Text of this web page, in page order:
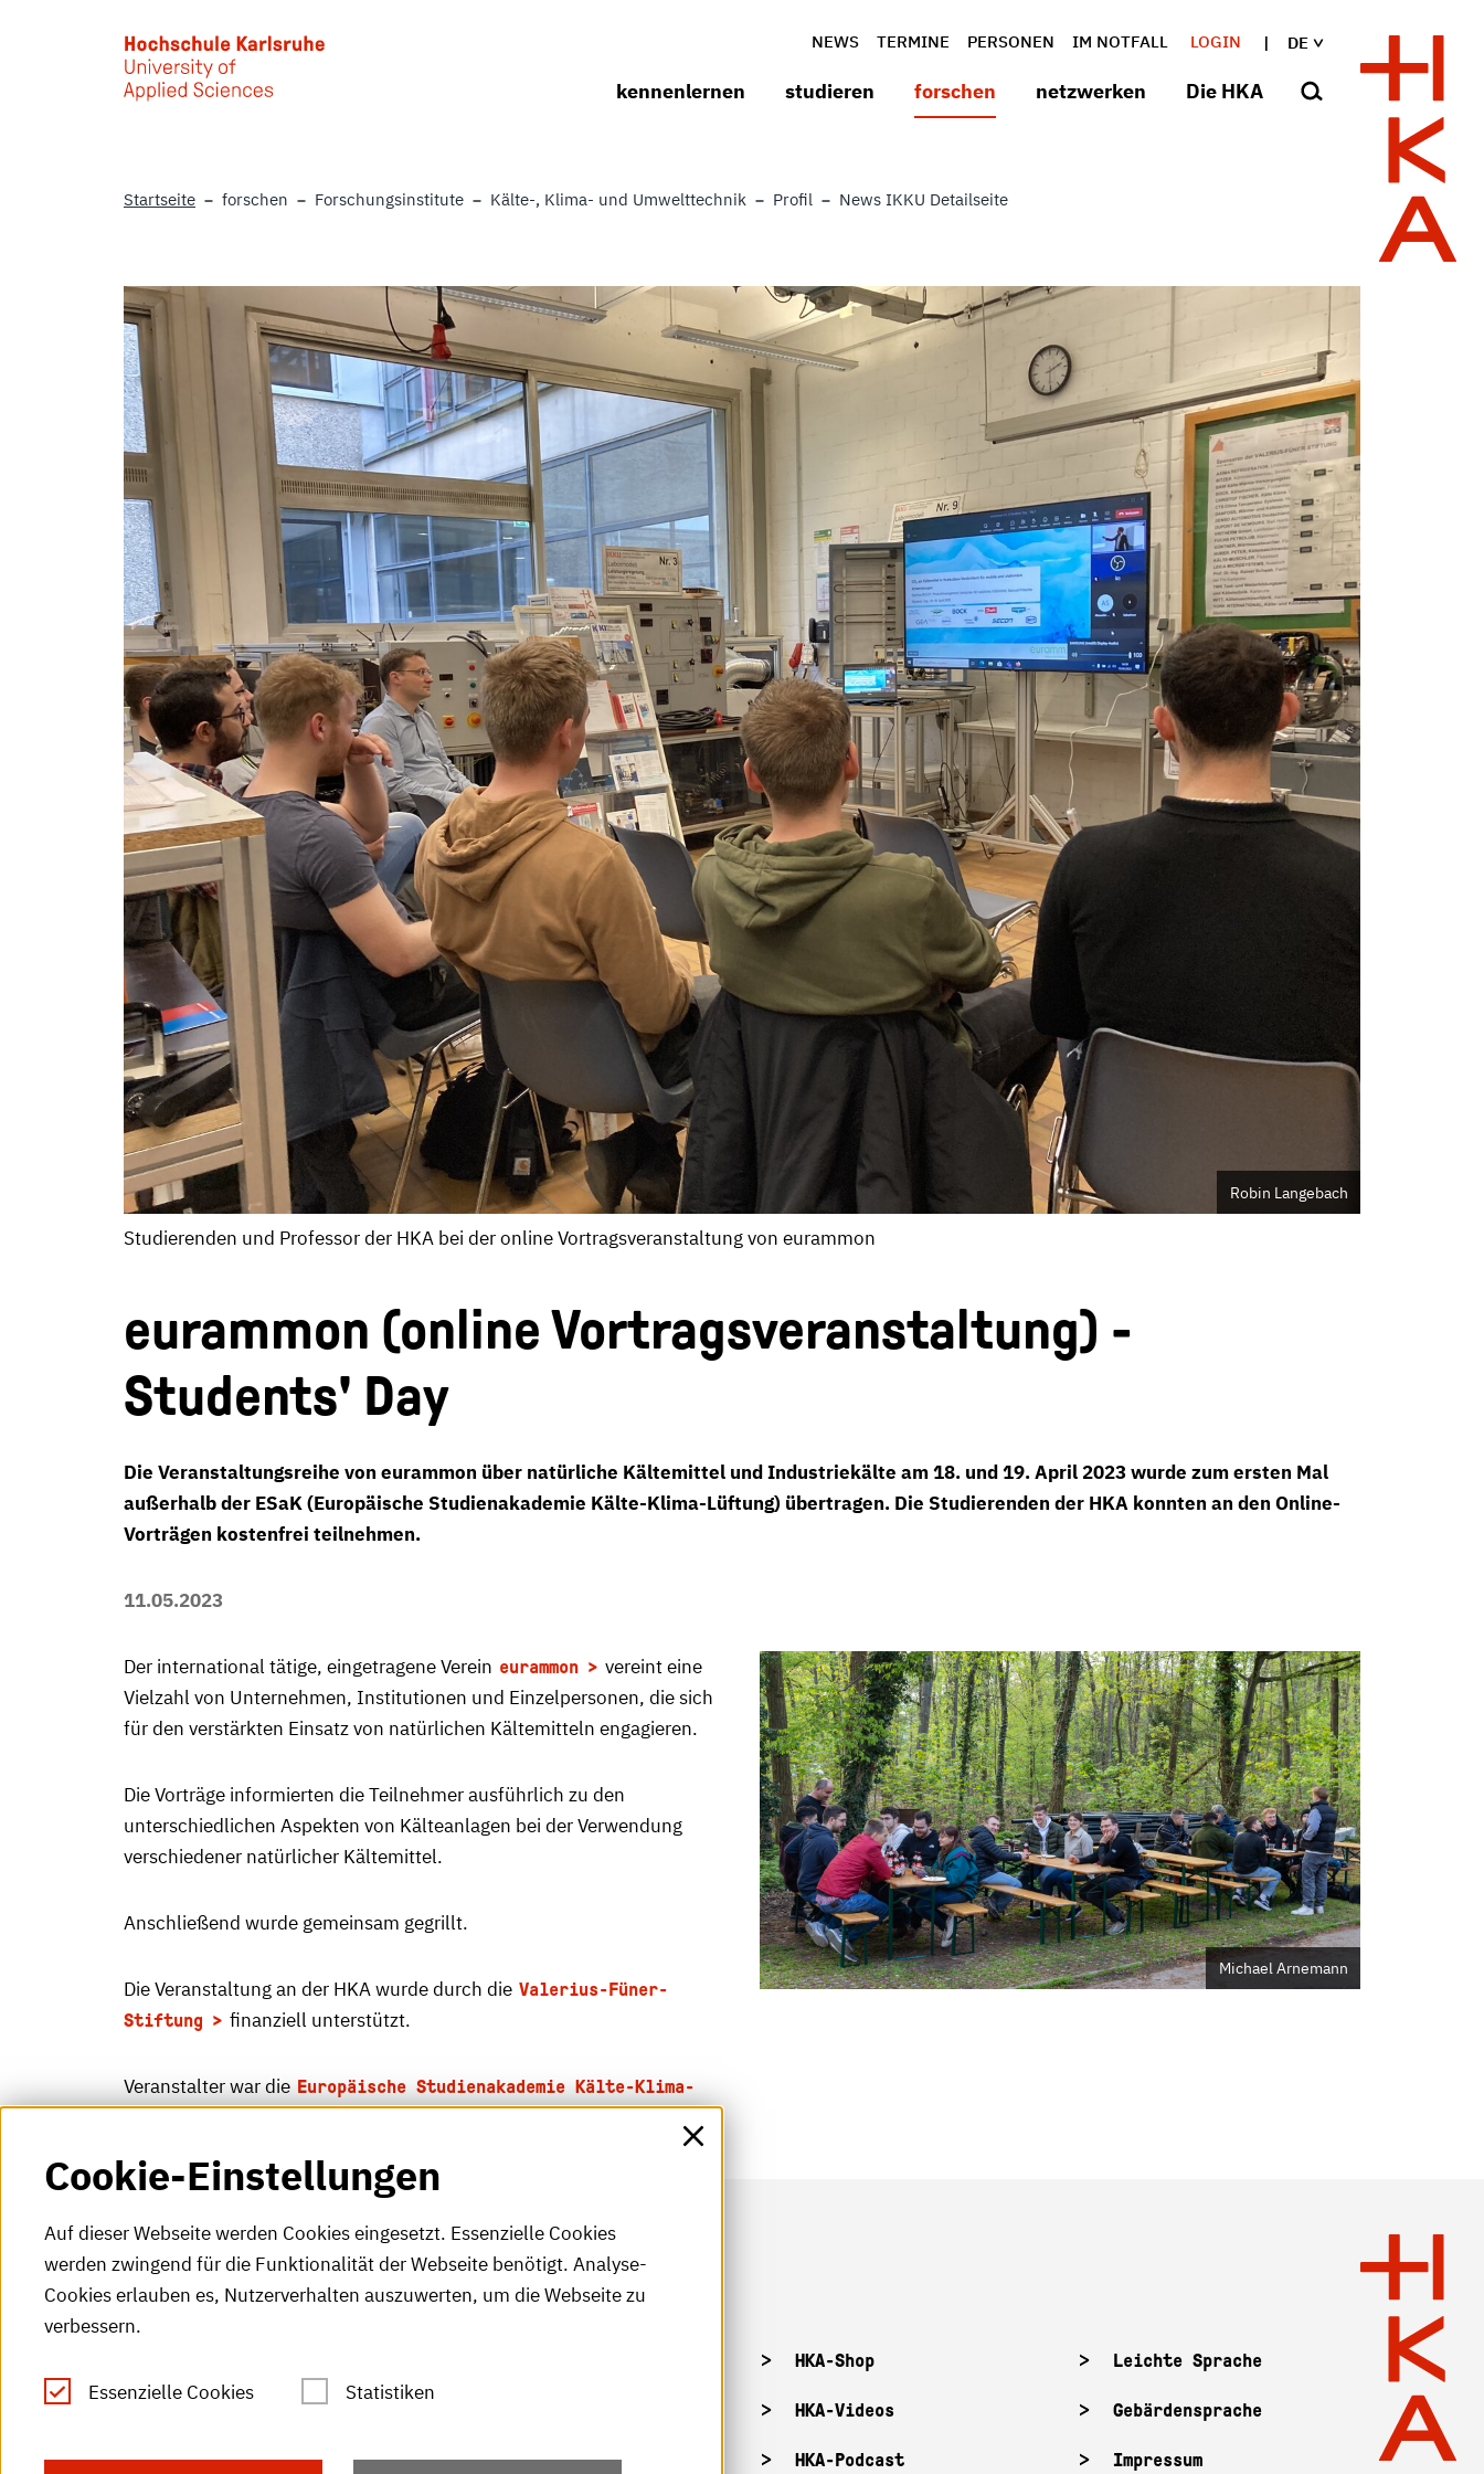
DE
NEWS TERMINE PERSONEN IM NOTFALL LOGIN
kennenlernen studieren forschen netzwerken Die HKA
Startseite forschen Forschungsinstitute Kälte-, Klima- und Umwelttechnik Profil News IKKU Detailseite
Robin Langebach
Studierenden und Professor der HKA bei der online Vortragsveranstaltung von eurammon
eurammon (online Vortragsveranstaltung) -
Students' Day
Die Veranstaltungsreihe von eurammon über natürliche Kältemittel und Industriekälte am 18. und 19. April 2023 wurde zum ersten Mal
außerhalb der ESaK (Europäische Studienakademie Kälte-Klima-Lüftung) übertragen. Die Studierenden der HKA konnten an den Online-
Vorträgen kostenfrei teilnehmen.
11.05.2023
Michael Arnemann
Der international tätige, eingetragene Verein eurammon
vereint eine
Vielzahl von Unternehmen, Institutionen und Einzelpersonen, die sich
für den verstärkten Einsatz von natürlichen Kältemitteln engagieren.
Die Vorträge informierten die Teilnehmer ausführlich zu den
unterschiedlichen Aspekten von Kälteanlagen bei der Verwendung
verschiedener natürlicher Kältemittel.
Anschließend wurde gemeinsam gegrillt.
Die Veranstaltung an der HKA wurde durch die Valerius-Füner-
Stiftung
finanziell unterstützt.
Veranstalter war die Europäische Studienakademie Kälte-Klima-
Fax: +49 (0)721 925-2000
Öffnungszeiten
HKA-Shop
HKA-Videos
HKA-Podcast
Leichte Sprache
Gebärdensprache
Impressum
Cookie-Einstellungen
Auf dieser Webseite werden Cookies eingesetzt. Essenzielle Cookies
werden zwingend für die Funktionalität der Webseite benötigt. Analyse-
Cookies erlauben es, Nutzerverhalten auszuwerten, um die Webseite zu
verbessern.
Essenzielle Cookies Statistiken